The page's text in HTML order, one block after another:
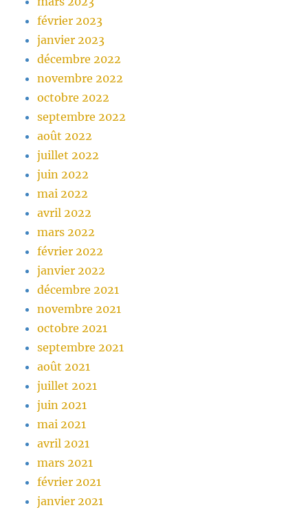
février 2023
janvier 2023
décembre 2022
novembre 2022
octobre 2022
septembre 2022
août 2022
juillet 2022
juin 2022
mai 2022
avril 2022
mars 2022
février 2022
janvier 2022
décembre 2021
novembre 2021
octobre 2021
septembre 2021
août 2021
juillet 2021
juin 2021
mai 2021
avril 2021
mars 2021
février 2021
janvier 2021